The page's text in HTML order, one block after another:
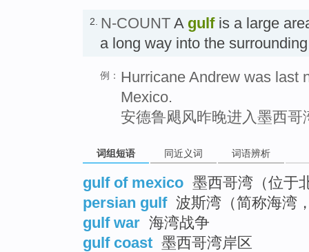
2. N-COUNT A gulfis a large
a long way into the
例： Hurricane Andrew was last
Mexico.
安德鲁飓风昨晚进入墨西哥
词组短语 同近义词 词语辨析
gulf of mexico 墨西哥湾（位于
persian gulf 波斯湾（简称海湾
gulf war 海湾战争
gulf coast 墨西哥湾岸区